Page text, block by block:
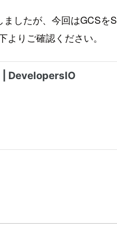
したが、今回はGCSを
りご確認ください。